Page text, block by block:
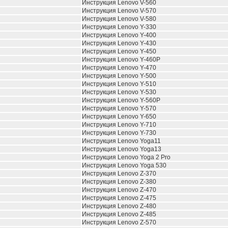
Инструкция Lenovo V-560
Инструкция Lenovo V-570
Инструкция Lenovo V-580
Инструкция Lenovo Y-330
Инструкция Lenovo Y-400
Инструкция Lenovo Y-430
Инструкция Lenovo Y-450
Инструкция Lenovo Y-460P
Инструкция Lenovo Y-470
Инструкция Lenovo Y-500
Инструкция Lenovo Y-510
Инструкция Lenovo Y-530
Инструкция Lenovo Y-560P
Инструкция Lenovo Y-570
Инструкция Lenovo Y-650
Инструкция Lenovo Y-710
Инструкция Lenovo Y-730
Инструкция Lenovo Yoga11
Инструкция Lenovo Yoga13
Инструкция Lenovo Yoga 2 Pro
Инструкция Lenovo Yoga 530
Инструкция Lenovo Z-370
Инструкция Lenovo Z-380
Инструкция Lenovo Z-470
Инструкция Lenovo Z-475
Инструкция Lenovo Z-480
Инструкция Lenovo Z-485
Инструкция Lenovo Z-570